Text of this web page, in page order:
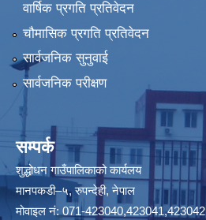
वार्षिक प्रगति प्रतिवेदन
चौमासिक प्रगति प्रतिवेदन
सार्वजनिक सुनुवाई
सार्वजनिक परीक्षण
सम्पर्क
शुद्धोधन गाउँपालिकाको कार्यलय
मानपकडी–५, रुपन्देही, नेपाल
मोवाइल नं: 071-423040,423041,423042